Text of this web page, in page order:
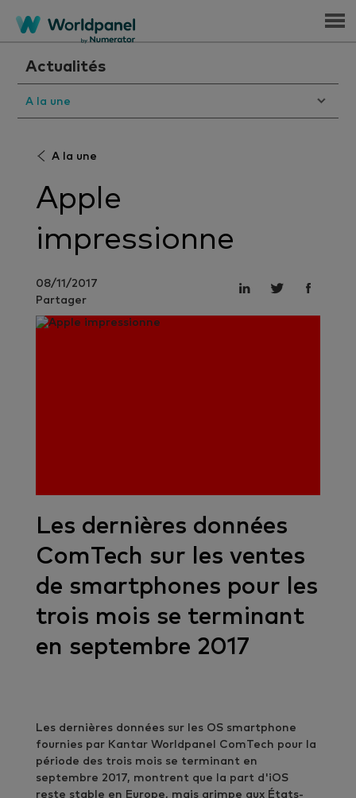
Menu
Actualités
A la une
A la une
Apple
impressionne
08/11/2017
Partager
Les dernières données
ComTech sur les ventes
de smartphones pour les
trois mois se terminant
en septembre 2017
Les dernières données sur les OS smartphone
fournies par Kantar Worldpanel ComTech pour la
période des trois mois se terminant en
septembre 2017, montrent que la part d'iOS
reste stable en Europe, mais grimpe aux États-